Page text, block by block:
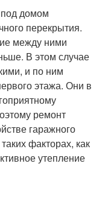
домом
перекрытия.
между ними
В этом случае
и по ним
этажа. Они в
ремонт
гаражного
факторах, как
утепление